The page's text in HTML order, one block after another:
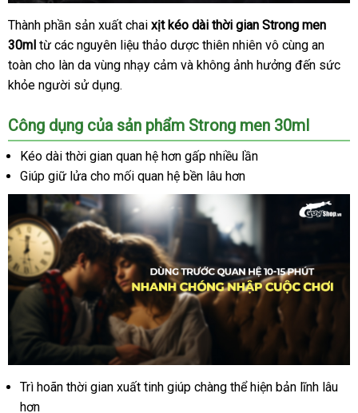
Chai
xịt
Strong
men
dài
thời
gian
Chai
30ml
Thành phần sản xuất chai xịt kéo dài thời gian Strong men
30ml từ cũ
các nguyên liệu thảo dược thiên nhiên vô cùng an
toàn cho làn da vùng nhạy cảm tự
và không ảnh hưởng đến sức
khỏe người sử dụng.
Công dụng mới
nhất
của sản phẩm Strong men 30ml
Kéo dài thời gian quan hệ hơn gấp nhiều lần
Giúp giữ lửa cho mối quan hệ bền lâu hơn
Chai
xịt
Trì hoãn thời gian xuất tinh giúp chàng thể hiện bản lĩnh lâu
hơn